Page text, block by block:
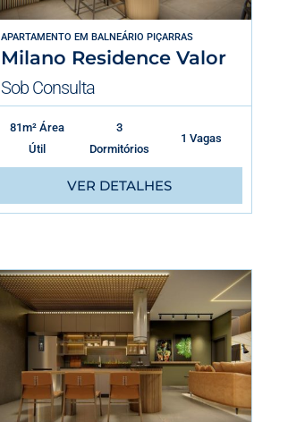
APARTAMENTO EM BALNEÁRIO PIÇARRAS
Milano Residence Valor
Sob Consulta
81m² Área
Útil
3
Dormitórios
1 Vagas
VER DETALHES